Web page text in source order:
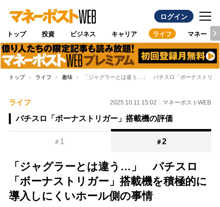
ログイン
トップ 投資 ビジネス キャリア ライフ マネー
トップ ライフ 趣味 「ジャグラーとは違う…」 パチスロ「ボーナストリ
ライフ 2025.10.11 15:02 マネーポストWEB
パチスロ「ボーナストリガー」搭載機の評価
＃ 1 ＃2
「ジャグラーとは違う…」 パチスロ
「ボーナストリガー」搭載機を積極的に
導入しにくいホール側の事情